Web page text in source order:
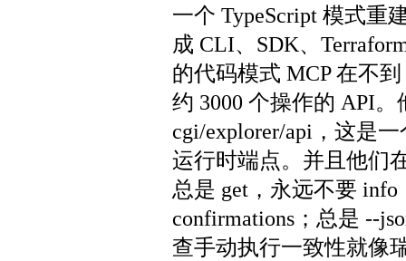
一个 TypeScript 模式重
成 CLI、SDK、
的代码模式 MCP 在不
约 3000 个操作的 API。
cgi/explorer/api，这是
运行时端点。并且他们
总是 get，永远不要
confirmations；总是 --
查手动执行一致性就像